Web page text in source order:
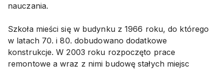
nauczania.
Szkoła mieści się w budynku z 1966 roku, do którego
w latach 70. i 80. dobudowano dodatkowe
konstrukcje. W 2003 roku rozpoczęto prace
remontowe a wraz z nimi budowę stałych miejsc